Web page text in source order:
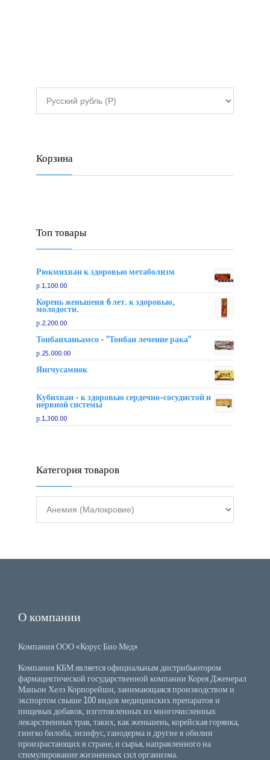
Корзина
Топ товары
Рюкмихван к здоровью метаболизм
р.1,100.00
Корень женьшеня 6 лет. к здоровью,
молодости.
р.2,200.00
Тонбанханьамсо - "Тонбан лечение рака"
р.25,000.00
Янгчусамнок
Кубихван - к здоровью сердечно-сосудистой и
нервной системы
р.1,300.00
Категория товаров
О компании
Компания ООО «Корус Био Мед»
Компания КБМ является официальным дистрибьютором
фармацевтической государственной компании Корея Дженерал
Маньон Хелз Корпорейшн, занимающаяся производством и
экспортом свыше 100 видов медицинских препаратов и
пищевых добавок, изготовленных из многочисленных
лекарственных трав, таких, как женьшень, корейская горянка,
гингко билоба, зизифус, ганодерма и другие в обилии
произрастающих в стране, и сырья, направленного на
стимулирование жизненных сил организма.